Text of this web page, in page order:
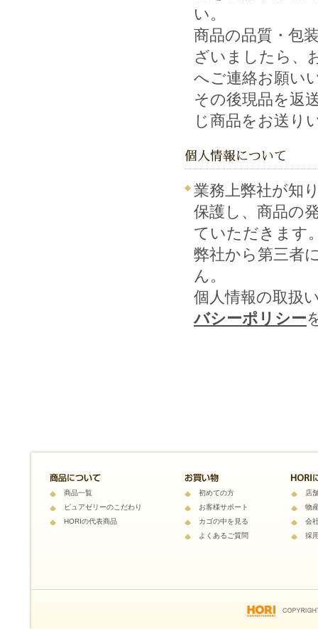
い。
商品の品質・包
ざいましたら、
へご連絡お願い
その後現品を返
じ商品をお送り
業務上弊社が知
保護し、商品の
ていただきます
弊社から第三者
ん。
個人情報の取扱
バシーポリシー
商品一覧
ピュアゼリーのこだわり
HORIの代表商品
初めての方
お客様サポート
カゴの中を見る
よくあるご質問
店
物
会
採